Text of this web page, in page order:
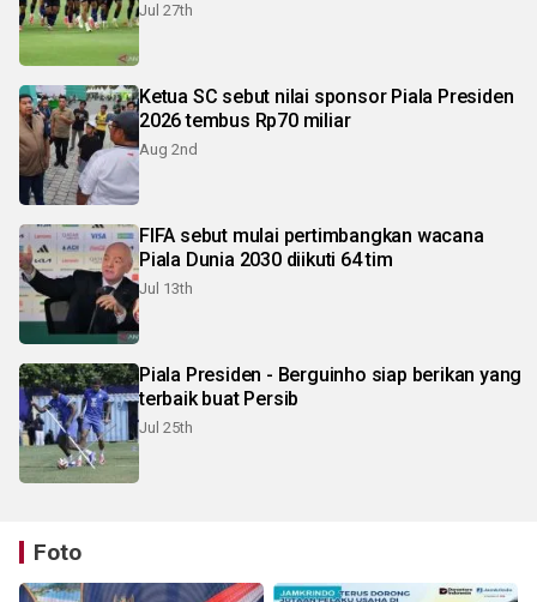
Jul 27th
Ketua SC sebut nilai sponsor Piala Presiden
2026 tembus Rp70 miliar
Aug 2nd
FIFA sebut mulai pertimbangkan wacana
Piala Dunia 2030 diikuti 64 tim
Jul 13th
Piala Presiden - Berguinho siap berikan yang
terbaik buat Persib
Jul 25th
Foto